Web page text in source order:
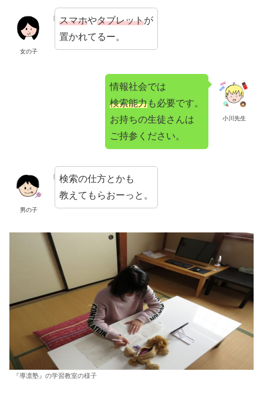
女の子
スマホやタブレットが
置かれてるー。
小川先生
情報社会では
検索能力も必要です。
お持ちの生徒さんは
ご持参ください。
男の子
検索の仕方とかも
教えてもらおーっと。
『導凛塾』の学習教室の様子